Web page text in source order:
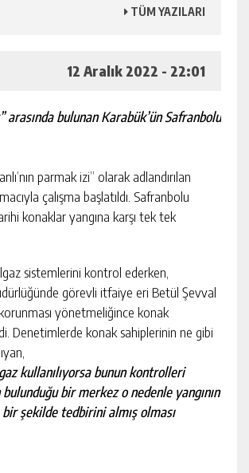
TÜM YAZILARI
12 Aralık 2022 - 22:01
bulunan Karabük’ün Safranbolu
parmak izi” olarak adlandırılan
çalışma başlatıldı. Safranbolu
konaklar yangına karşı tek tek
sistemlerini kontrol ederken,
görevli itfaiye eri Betül Şevval
yönetmeliğince konak
Denetimlerde konak sahiplerinin ne gibi
kullanılıyorsa bunun kontrolleri
bir merkez o nedenle yangının
şekilde tedbirini almış olması